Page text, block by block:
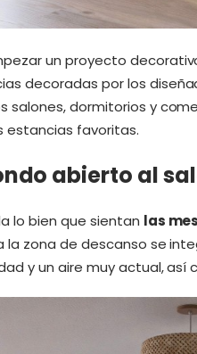
un proyecto
decoradas por los
salones, dormitorios y
estancias favoritas.
abierto al
lo bien que sientan las
la zona de descanso se
y un aire muy actual,